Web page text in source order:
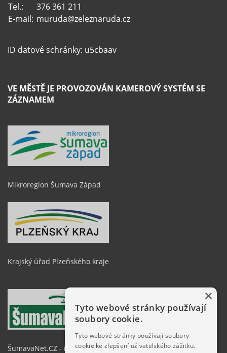
Tel.:
376 361 211
E-mail: muruda@zeleznaruda.cz
ID datové schránky: u5cbaav
VE MĚSTĚ JE PROVOZOVÁN KAMEROVÝ SYSTÉM SE
ZÁZNAMEM
Mikroregion Šumava Západ
Krajský úřad Plzeňského kraje
ŠumavaNet.CZ - informace o regionu
×
Tyto webové stránky používají
soubory cookie.
Tyto webové stránky používají soubory
cookie ke zlepšení uživatelského zážitku.